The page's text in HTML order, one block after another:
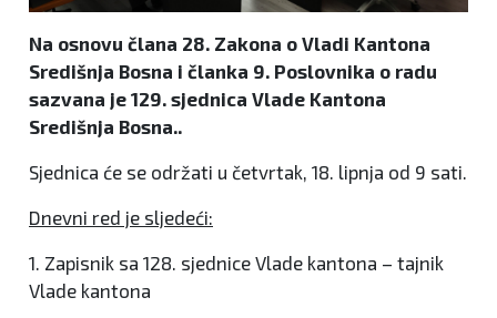
Na osnovu člana 28. Zakona o Vladi Kantona
Središnja Bosna i članka 9. Poslovnika o radu
sazvana je 129. sjednica Vlade Kantona
Središnja Bosna..
Sjednica će se održati u četvrtak, 18. lipnja od 9 sati.
Dnevni red je sljedeći:
1. Zapisnik sa 128. sjednice Vlade kantona – tajnik
Vlade kantona